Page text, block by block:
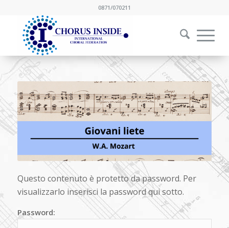
0871/070211
Questo contenuto è protetto da password. Per
visualizzarlo inserisci la password qui sotto.
Password: